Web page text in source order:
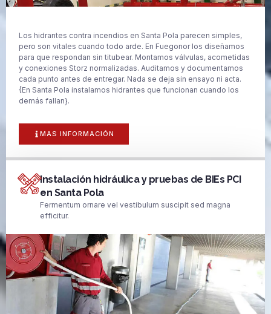
Los hidrantes contra incendios en Santa Pola parecen simples,
pero son vitales cuando todo arde. En Fuegonor los diseñamos
para que respondan sin titubear. Montamos válvulas, acometidas
y conexiones Storz normalizadas. Auditamos y documentamos
cada punto antes de entregar. Nada se deja sin ensayo ni acta.
{En Santa Pola instalamos hidrantes que funcionan cuando los
demás fallan}.
MAS INFORMACIÓN
Instalación hidráulica y pruebas de BIEs PCI
en Santa Pola
Fermentum ornare vel vestibulum suscipit sed magna
efficitur.